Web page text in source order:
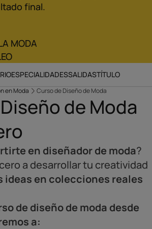
final.
MODA
ESPECIALIDADESSALIDASTÍTULO
en Moda Curso de Diseño de Moda
de Moda
en diseñador de moda?
a desarrollar tu creatividad
ideas en colecciones reales
de diseño de moda desde
a: